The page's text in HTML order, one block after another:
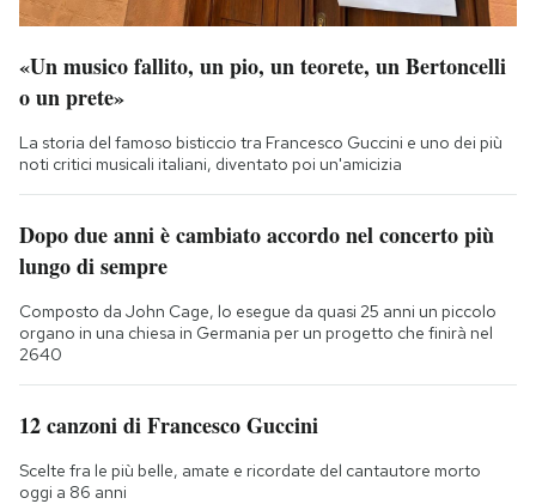
«Un musico fallito, un pio, un teorete, un Bertoncelli
o un prete»
La storia del famoso bisticcio tra Francesco Guccini e uno dei più
noti critici musicali italiani, diventato poi un'amicizia
Dopo due anni è cambiato accordo nel concerto più
lungo di sempre
Composto da John Cage, lo esegue da quasi 25 anni un piccolo
organo in una chiesa in Germania per un progetto che finirà nel
2640
12 canzoni di Francesco Guccini
Scelte fra le più belle, amate e ricordate del cantautore morto
oggi a 86 anni